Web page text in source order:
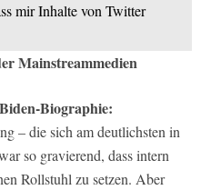
mir Inhalte von Twitter
Mainstreammedien
Biden-Biographie:
– die sich am deutlichsten in
so gravierend, dass intern
Rollstuhl zu setzen. Aber